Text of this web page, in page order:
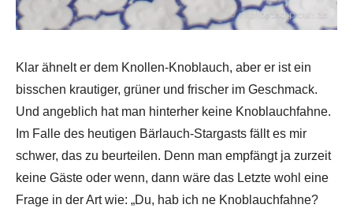
Klar ähnelt er dem Knollen-Knoblauch, aber er ist ein
bisschen krautiger, grüner und frischer im Geschmack.
Und angeblich hat man hinterher keine Knoblauchfahne.
Im Falle des heutigen Bärlauch-Stargasts fällt es mir
schwer, das zu beurteilen. Denn man empfängt ja zurzeit
keine Gäste oder wenn, dann wäre das Letzte wohl eine
Frage in der Art wie: „Du, hab ich ne Knoblauchfahne?